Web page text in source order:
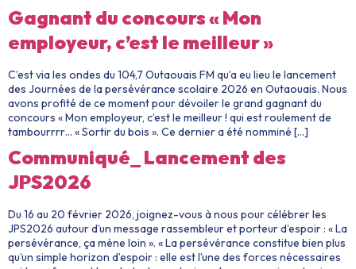
Gagnant du concours « Mon
employeur, c’est le meilleur »
C’est via les ondes du 104,7 Outaouais FM qu’a eu lieu le lancement
des Journées de la persévérance scolaire 2026 en Outaouais. Nous
avons profité de ce moment pour dévoiler le grand gagnant du
concours « Mon employeur, c’est le meilleur ! qui est roulement de
tambourrrr… « Sortir du bois ». Ce dernier a été nomminé […]
Communiqué_ Lancement des
JPS2026
Du 16 au 20 février 2026, joignez-vous à nous pour célébrer les
JPS2026 autour d’un message rassembleur et porteur d’espoir : « La
persévérance, ça mène loin ». « La persévérance constitue bien plus
qu’un simple horizon d’espoir : elle est l’une des forces nécessaires